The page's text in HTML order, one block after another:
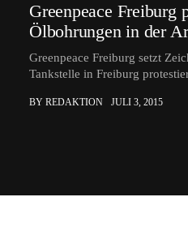
Greenpeace Freiburg
Ölbohrungen in der
Greenpeace Freiburg setzt
Tankstelle in Freiburg
BY REDAKTION JULI 3, 2015